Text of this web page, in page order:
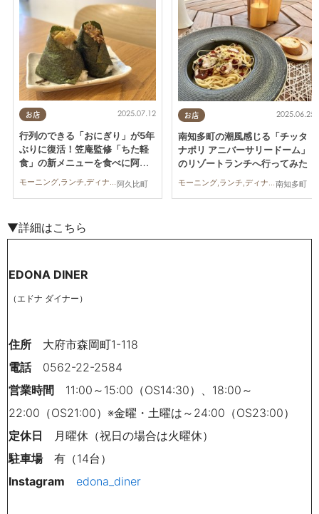
お店
阿久比町
2025.07.12
行列のできる「おにぎり」が5年
ぶりに復活！笠庵監修「ちた軽
食」の新メニューを食べに阿久
比PAへ行ってみた
モーニング,ランチ,ディナー,スイーツ,テイクアウト,ドライブ,観光,行ってみたレポ,家族,おひとりさま
お店
南知多町
2025.06.25
南知多町の潮風感じる「チッタ
ナポリ アニバーサリードーム」
のリゾートランチへ行ってみた
モーニング,ランチ,ディナー,行ってみたレポ,家族,カップル
▼詳細はこちら
EDONA DINER
（エドナ ダイナー）
住所 大府市森岡町1-118
電話 0562-22-2584
営業時間 11:00～15:00（OS14:30）、18:00～
22:00（OS21:00）※金曜・土曜は～24:00（OS23:00）
定休日 月曜休（祝日の場合は火曜休）
駐車場有 （14台）
Instagram edona_diner